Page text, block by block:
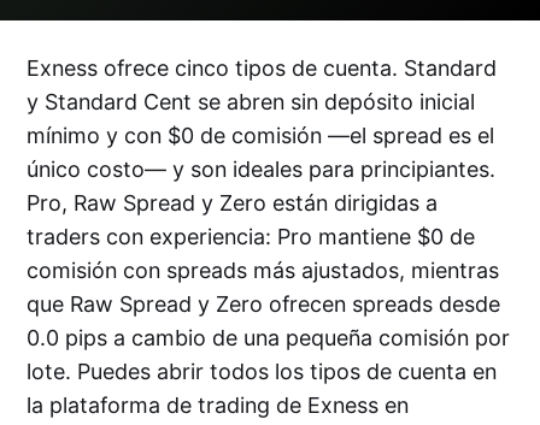
Exness ofrece cinco tipos de cuenta. Standard
y Standard Cent se abren sin depósito inicial
mínimo y con $0 de comisión —el spread es el
único costo— y son ideales para principiantes.
Pro, Raw Spread y Zero están dirigidas a
traders con experiencia: Pro mantiene $0 de
comisión con spreads más ajustados, mientras
que Raw Spread y Zero ofrecen spreads desde
0.0 pips a cambio de una pequeña comisión por
lote. Puedes abrir todos los tipos de cuenta en
la plataforma de trading de Exness en